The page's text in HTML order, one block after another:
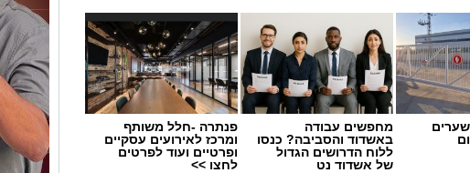
שערים
מחפשים עבודה
באשדוד והסביבה? כנסו
ללוח הדרושים הגדול
של אשדוד נט
פנתרה -חלל משותף
ומרכז לאירועים עסקיים
ופרטיים ועוד לפרטים
לחצו >>